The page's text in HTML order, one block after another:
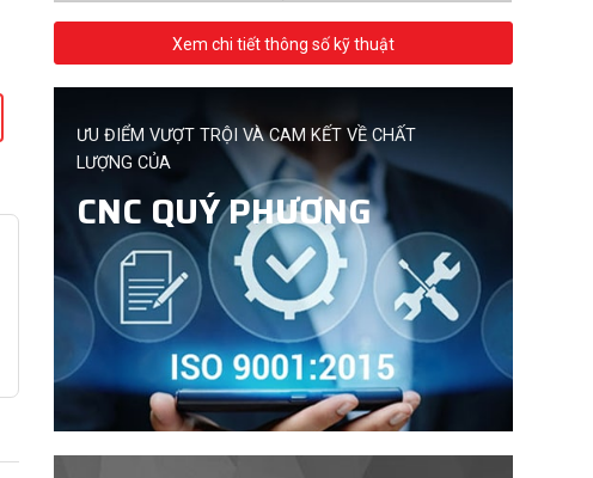
Xem chi tiết thông số kỹ thuật
ƯU ĐIỂM VƯỢT TRỘI VÀ CAM KẾT VỀ CHẤT
LƯỢNG CỦA
CNC QUÝ PHƯƠNG